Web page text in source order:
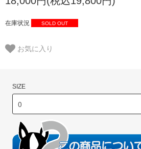
在庫状況 SOLD OUT
お気に入り
SIZE